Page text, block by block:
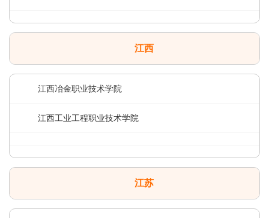
江西
江西冶金职业技术学院
江西工业工程职业技术学院
江苏